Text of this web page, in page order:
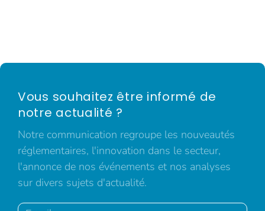
Vous souhaitez être informé de
notre actualité ?
Notre communication regroupe les nouveautés
réglementaires, l'innovation dans le secteur,
l'annonce de nos événements et nos analyses
sur divers sujets d'actualité.